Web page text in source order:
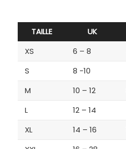
TAILLE UK
XS
6 – 8
S
8 -10
M
10 – 12
L
12 – 14
XL
14 – 16